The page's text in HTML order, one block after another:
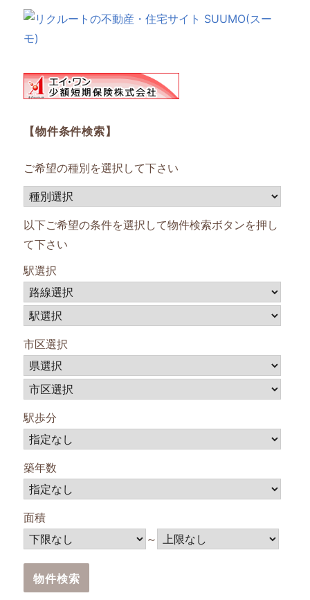
【物件条件検索】
ご希望の種別を選択して下さい
以下ご希望の条件を選択して物件検索ボタンを押し
て下さい
駅選択
市区選択
駅歩分
築年数
面積
～